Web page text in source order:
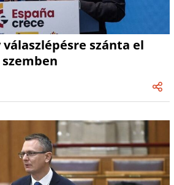
szánta el